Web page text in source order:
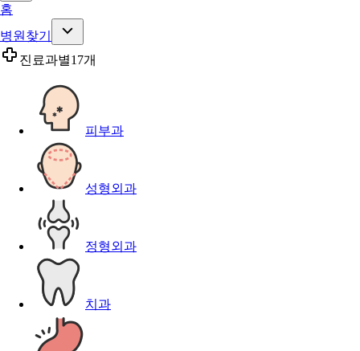
홈
병원찾기
진료과별17개
피부과
성형외과
정형외과
치과